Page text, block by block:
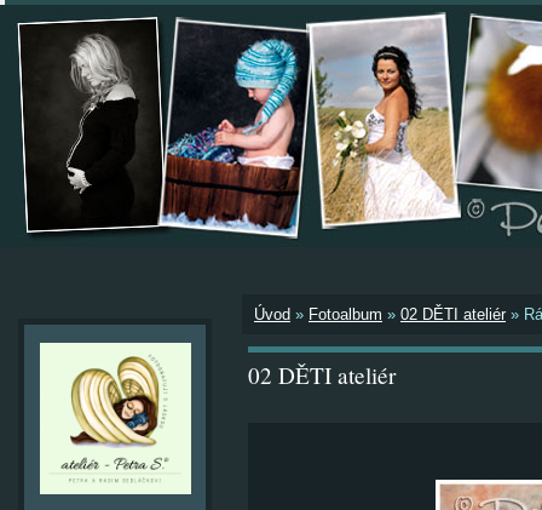
Úvod » Fotoalbum » 02 DĚTI ateliér »
02 DĚTI ateliér